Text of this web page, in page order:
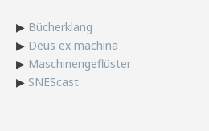
▶ Bücherklang
▶ Deus ex machina
▶ Maschinengeflüster
▶ SNEScast